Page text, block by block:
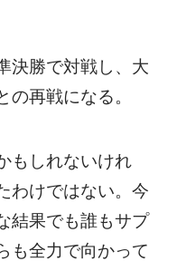
決勝で対戦し、大
再戦になる。
もしれないけれ
わけではない。今
結果でも誰もサプ
も全力で向かって